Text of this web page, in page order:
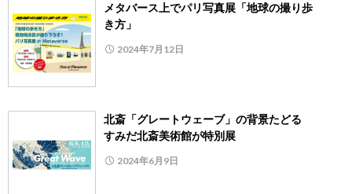
メタバース上でパリ写真展「地球の撮り歩
き方」
2024年7月12日
北斎「グレートウェーブ」の背景たどる
すみだ北斎美術館が特別展
2024年6月9日